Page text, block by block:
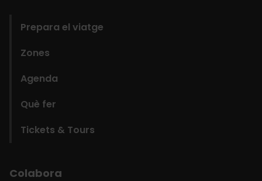
Prepara el viatge
Zones
Agenda
Què fer
Tickets & Tours
Colabora